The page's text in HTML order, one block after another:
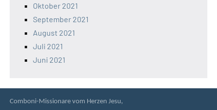
Oktober 2021
September 2021
August 2021
Juli 2021
Juni 2021
Comboni-Missionare vom Herzen Jesu,